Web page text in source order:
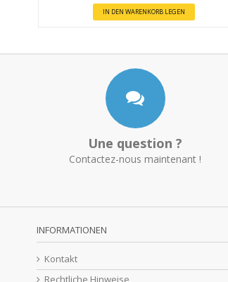
IN DEN WARENKORB LEGEN
Une question ?
Contactez-nous maintenant !
INFORMATIONEN
Kontakt
Rechtliche Hinweise